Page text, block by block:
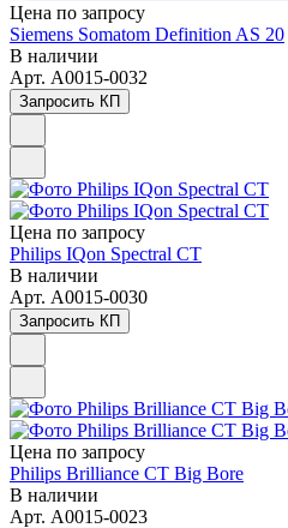
Цена по запросу
Siemens Somatom Definition AS 20
В наличии
Арт. A0015-0032
Запросить КП
Цена по запросу
Philips IQon Spectral CT
В наличии
Арт. A0015-0030
Запросить КП
Цена по запросу
Philips Brilliance CT Big Bore
В наличии
Арт. A0015-0023